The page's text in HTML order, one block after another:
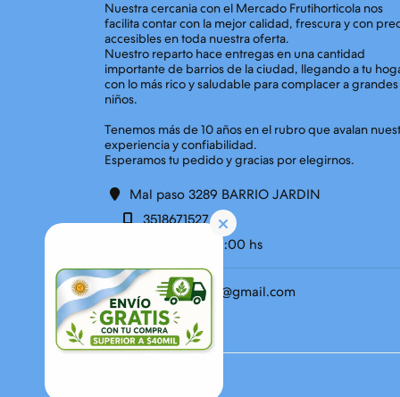
Nuestra cercania con el Mercado Frutihorticola nos
facilita contar con la mejor calidad, frescura y con
accesibles en toda nuestra oferta.
Nuestro reparto hace entregas en una cantidad
importante de barrios de la ciudad, llegando a tu
con lo más rico y saludable para complacer a
niños.
Tenemos más de 10 años en el rubro que avalan
experiencia y confiabilidad.
Mal paso 3289 BARRIO JARDIN
3518671527
09:00 hs a 21:00 hs
quintaentrega7@gmail.com